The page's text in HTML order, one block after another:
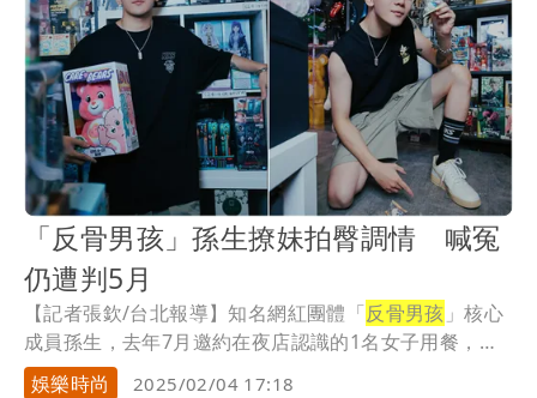
「反骨男孩」孫生撩妹拍臀調情 喊冤
仍遭判5月
【記者張欽/台北報導】知名網紅團體「反骨男孩 」核心
成員孫生，去年7月邀約在夜店認識的1名女子用餐，
席...
娛樂時尚 2025/02/04 17:18